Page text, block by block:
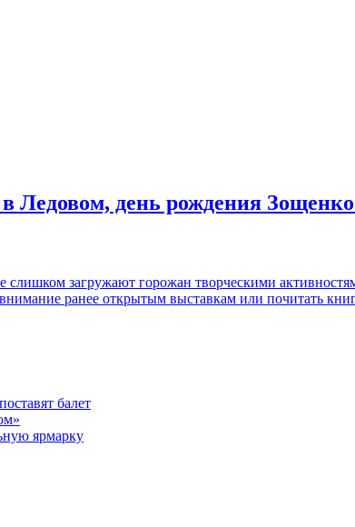
день рождения
загружают горожан творческими
ранее открытым выставкам или почитать
балет
ярмарку